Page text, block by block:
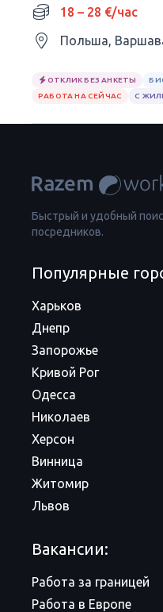
18 – 28 €/час
Польша,
ОТКЛИК БЕЗ АНКЕТЫ
РАБОТА НА СЕЙЧАС
С
Быстрый и удобный
посредников.
Популярные
Харьков
Днепр
Запорожье
Кривой Рог
Одесса
Николаев
Херсон
Винница
Житомир
Львов
Вакансии:
Работа за границей
Работа в Европе